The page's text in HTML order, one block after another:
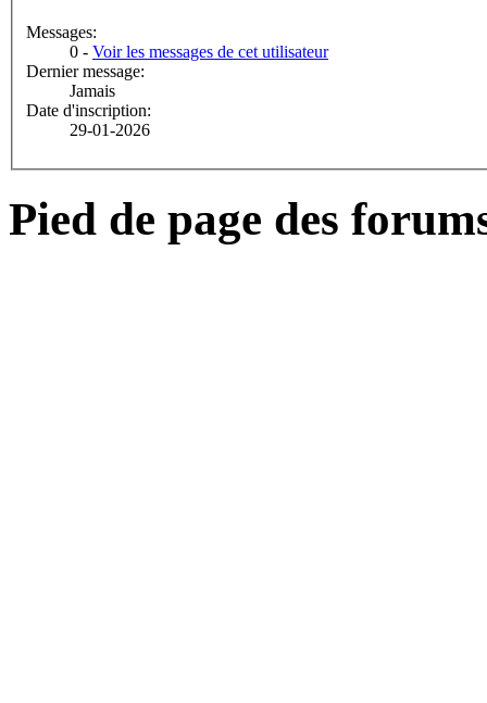
Messages:
0 - Voir les messages de cet utilisateur
Dernier message:
Jamais
Date d'inscription:
29-01-2026
Pied de page des